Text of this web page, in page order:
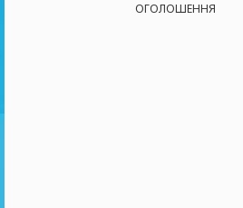
ОГОЛОШЕННЯ